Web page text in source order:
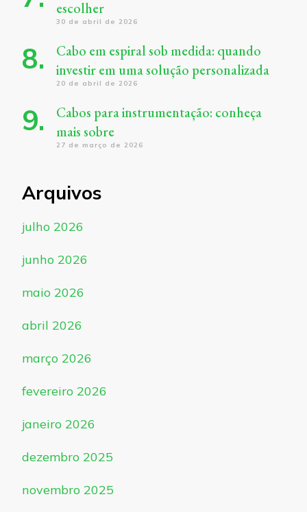
escolher
30 de abril de 2026
Cabo em espiral sob medida: quando
investir em uma solução personalizada
20 de abril de 2026
Cabos para instrumentação: conheça
mais sobre
27 de março de 2026
Arquivos
julho 2026
junho 2026
maio 2026
abril 2026
março 2026
fevereiro 2026
janeiro 2026
dezembro 2025
novembro 2025